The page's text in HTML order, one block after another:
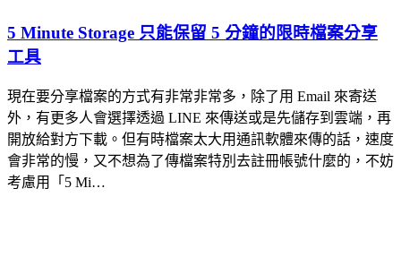
5 Minute Storage 只能保留 5 分鐘的限時檔案分享
工具
現在要分享檔案的方式有非常非常多，除了用 Email 來寄送
外，有更多人會選擇透過 LINE 來傳送或是先儲存到雲端，再
開放給對方下載。但有時檔案太大用通訊軟體來傳的話，速度
會非常的慢，又不想為了傳檔案特別去註冊帳號什麼的，不妨
考慮用「5 Mi…